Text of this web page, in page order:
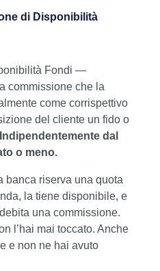
di Disponibilità
Fondi —
commissione che la
come corrispettivo
del cliente un fido o
Indipendentemente dal
o meno.
banca riserva una quota
la tiene disponibile, e
una commissione.
l’hai mai toccato. Anche
e non ne hai avuto